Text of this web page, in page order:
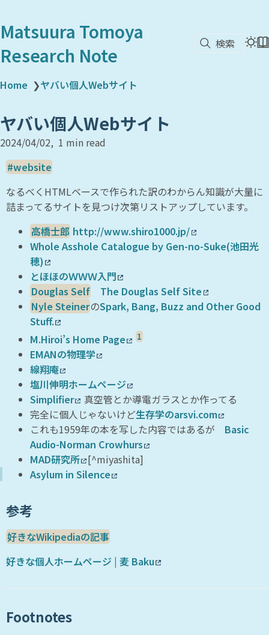
Matsuura Tomoya
Research Note
検索
Home ❯ヤバい個人Webサイト
ヤバい個人Webサイト
2024/04/02 1 min read
website
なるべくHTMLベースで作られた訳のわからん知識が大量に
詰まってるサイトを見つけ次第リストアップしています。
高橋士郎 http://www.shiro1000.jp/
Whole Asshole Catalogue by Gen-no-Suke(池田光
穂)
とほほのＷＷＷ入門
Douglas Self
The Douglas Self Site
Nyle SteinerのSpark, Bang, Buzz and Other Good
Stuff.
M.Hiroi’s Home Page
1
EMANの物理学
線翔庵
塩川伸明ホームページ
Simplifier
真空管とか導電ガラスとか作ってる
完全に個人じゃないけど生存学のarsvi.com
これも1959年の本を写した内容ではあるが Basic
Audio-Norman Crowhurs
MAD研究所 [^miyashita]
Asylum in Silence
参考
好きなWikipediaの記事
好きな個人ホームページ | 麦 Baku
Footnotes